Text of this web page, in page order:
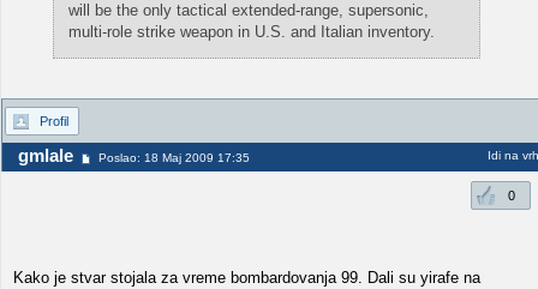
will be the only tactical extended-range, supersonic,
multi-role strike weapon in U.S. and Italian inventory.
Profil
gmlale Poslao: 18 Maj 2009 17:35 Idi na vrh
0
Kako je stvar stojala za vreme bombardovanja 99. Dali su yirafe na